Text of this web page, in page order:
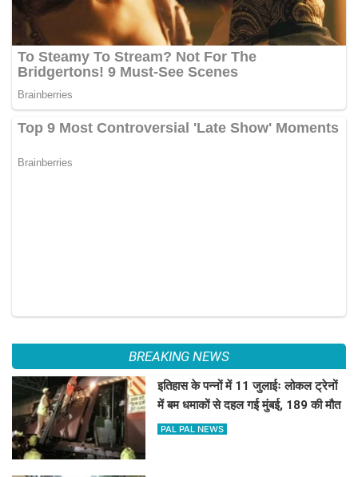
BREAKING NEWS
इतिहास के पन्नों में 11 जुलाईः लोकल ट्रेनों
में बम धमाकों से दहल गई मुंबई, 189 की मौत
PAL PAL NEWS